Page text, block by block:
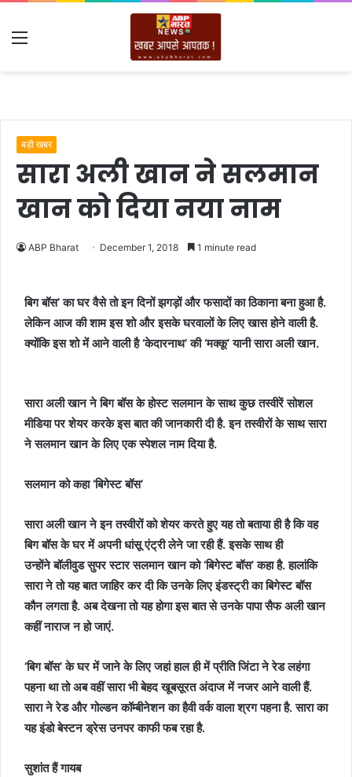
Menu
बड़ी खबर
सारा अली खान ने सलमान
खान को दिया नया नाम
ABP Bharat December 1, 2018 1 minute read
बिग बॉस’ का घर वैसे तो इन दिनों झगड़ों और फसादों का ठिकाना बना हुआ है.
लेकिन आज की शाम इस शो और इसके घरवालों के लिए खास होने वाली है.
क्योंकि इस शो में आने वाली है ‘केदारनाथ’ की ‘मक्कू’ यानी सारा अली खान.
सारा अली खान ने बिग बॉस के होस्ट सलमान के साथ कुछ तस्वीरें सोशल
मीडिया पर शेयर करके इस बात की जानकारी दी है. इन तस्वीरों के साथ सारा
ने सलमान खान के लिए एक स्पेशल नाम दिया है.
सलमान को कहा ‘बिगेस्ट बॉस’
सारा अली खान ने इन तस्वीरों को शेयर करते हुए यह तो बताया ही है कि वह
बिग बॉस के घर में अपनी धांसू एंट्री लेने जा रही हैं. इसके साथ ही
उन्होंने बॉलीवुड सुपर स्टार सलमान खान को ‘बिगेस्ट बॉस’ कहा है. हालांकि
सारा ने तो यह बात जाहिर कर दी कि उनके लिए इंडस्ट्री का बिगेस्ट बॉस
कौन लगता है. अब देखना तो यह होगा इस बात से उनके पापा सैफ अली खान
कहीं नाराज न हो जाएं.
‘बिग बॉस’ के घर में जाने के लिए जहां हाल ही में प्रीति जिंटा ने रेड लहंगा
पहना था तो अब वहीं सारा भी बेहद खूबसूरत अंदाज में नजर आने वाली हैं.
सारा ने रेड और गोल्डन कॉम्बीनेशन का हैवी वर्क वाला श्रग पहना है. सारा का
यह इंडो बेस्टन ड्रेस उनपर काफी फब रहा है.
सुशांत हैं गायब